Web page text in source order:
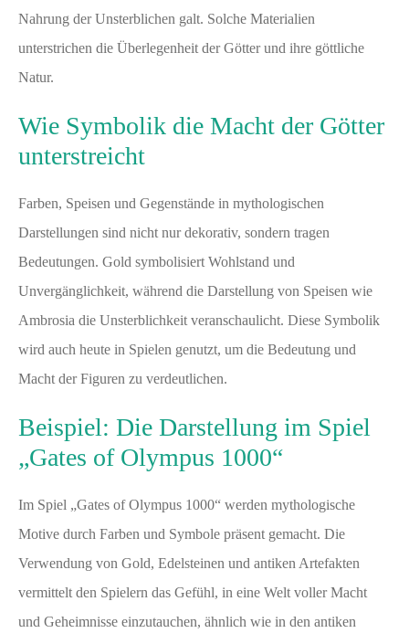
Nahrung der Unsterblichen galt. Solche Materialien
unterstrichen die Überlegenheit der Götter und ihre göttliche
Natur.
Wie Symbolik die Macht der Götter
unterstreicht
Farben, Speisen und Gegenstände in mythologischen
Darstellungen sind nicht nur dekorativ, sondern tragen
Bedeutungen. Gold symbolisiert Wohlstand und
Unvergänglichkeit, während die Darstellung von Speisen wie
Ambrosia die Unsterblichkeit veranschaulicht. Diese Symbolik
wird auch heute in Spielen genutzt, um die Bedeutung und
Macht der Figuren zu verdeutlichen.
Beispiel: Die Darstellung im Spiel
„Gates of Olympus 1000“
Im Spiel „Gates of Olympus 1000“ werden mythologische
Motive durch Farben und Symbole präsent gemacht. Die
Verwendung von Gold, Edelsteinen und antiken Artefakten
vermittelt den Spielern das Gefühl, in eine Welt voller Macht
und Geheimnisse einzutauchen, ähnlich wie in den antiken